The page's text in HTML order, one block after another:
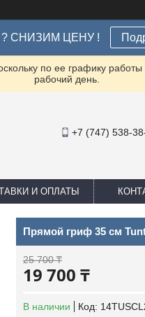
СНИЗИМ ЦЕНУ !
по ее графику
рабочий день.
+7 (747) 538-
И ОПЛАТЫ
Прямой гриф 35 см
25 700 ₸
19 700 ₸
В наличии Код: